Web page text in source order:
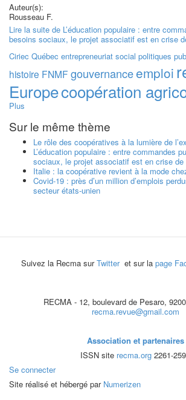
Auteur(s):
Rousseau F.
Lire la suite de L’éducation populaire : entre
besoins sociaux, le projet associatif est en crise
Ciriec Québec entrepreneuriat social politiques
histoire FNMF gouvernanceemploi
Europecoopération
Plus
Sur le même thème
Le rôle des coopératives à la lumière de
L’éducation populaire : entre commandes
sociaux, le projet associatif est en crise de
Italie : la coopérative revient à la mode
Covid-19 : près d’un million d’emplois
secteur états-unien
Suivez la Recma surTwitter et sur la page
RECMA - 12, boulevard de Pesaro,
recma.revue@gmail.com
Association et partenaires
ISSN site recma.org 2261-
Se connecter
Site réalisé et hébergé par Numerizen